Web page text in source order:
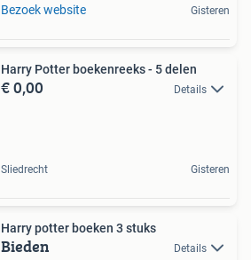
Bezoek website Gisteren
Harry Potter boekenreeks - 5 delen
€ 0,00 Details
Sliedrecht Gisteren
Harry potter boeken 3 stuks
Bieden Details